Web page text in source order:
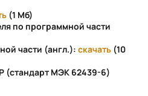
(1 Мб)
по программной части
части (англ.): скачать (10
(стандарт МЭК 62439-6)